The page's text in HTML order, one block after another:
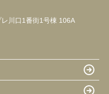
川口1番街1号棟 106A